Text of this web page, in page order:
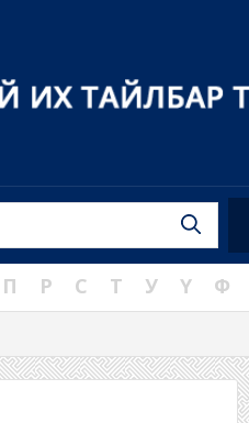
П Р С Т У Ү Ф